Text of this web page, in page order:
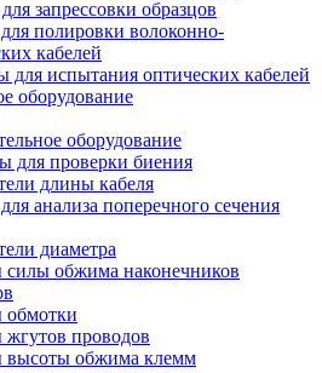
запрессовки образцов
полировки волоконно-
кабелей
испытания оптических кабелей
оборудование
оборудование
для проверки биения
длины кабеля
анализа поперечного сечения
диаметра
силы обжима наконечников
обмотки
жгутов проводов
высоты обжима клемм